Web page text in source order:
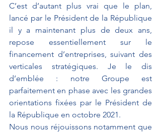
C’est d’autant plus vrai que le plan,
lancé par le Président de la République
il y a maintenant plus de deux ans,
repose essentiellement sur le
financement d’entreprises, suivant des
verticales stratégiques. Je le dis
d’emblée : notre Groupe est
parfaitement en phase avec les grandes
orientations fixées par le Président de
la République en octobre 2021.
Nous nous réjouissons notamment que